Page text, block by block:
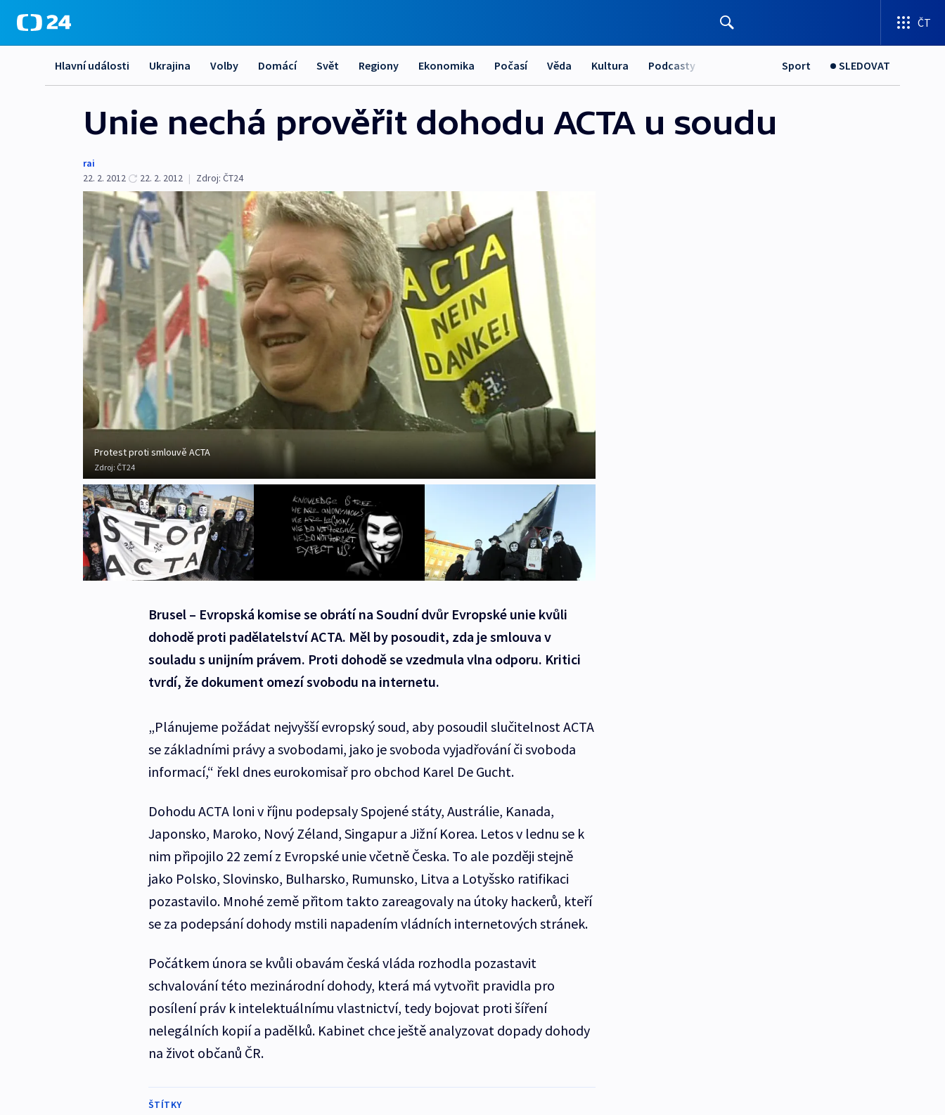
ČT
Hlavní události Ukrajina Volby Domácí Svět Regiony Ekonomika Počasí Věda Kultura Podcasty Sport SLEDOVAT
Unie nechá prověřit dohodu ACTA u soudu
rai
22. 2. 2012
22. 2. 2012 | Zdroj: ČT24
Protest proti smlouvě ACTA
Zdroj: ČT24
Brusel – Evropská komise se obrátí na Soudní dvůr Evropské unie kvůli
dohodě proti padělatelství ACTA. Měl by posoudit, zda je smlouva v
souladu s unijním právem. Proti dohodě se vzedmula vlna odporu. Kritici
tvrdí, že dokument omezí svobodu na internetu.
„Plánujeme požádat nejvyšší evropský soud, aby posoudil slučitelnost ACTA
se základními právy a svobodami, jako je svoboda vyjadřování či svoboda
informací,“ řekl dnes eurokomisař pro obchod Karel De Gucht.
Dohodu ACTA loni v říjnu podepsaly Spojené státy, Austrálie, Kanada,
Japonsko, Maroko, Nový Zéland, Singapur a Jižní Korea. Letos v lednu se k
nim připojilo 22 zemí z Evropské unie včetně Česka. To ale později stejně
jako Polsko, Slovinsko, Bulharsko, Rumunsko, Litva a Lotyšsko ratifikaci
pozastavilo. Mnohé země přitom takto zareagovaly na útoky hackerů, kteří
se za podepsání dohody mstili napadením vládních internetových stránek.
Počátkem února se kvůli obavám česká vláda rozhodla pozastavit
schvalování této mezinárodní dohody, která má vytvořit pravidla pro
posílení práv k intelektuálnímu vlastnictví, tedy bojovat proti šíření
nelegálních kopií a padělků. Kabinet chce ještě analyzovat dopady dohody
na život občanů ČR.
ŠTÍTKY